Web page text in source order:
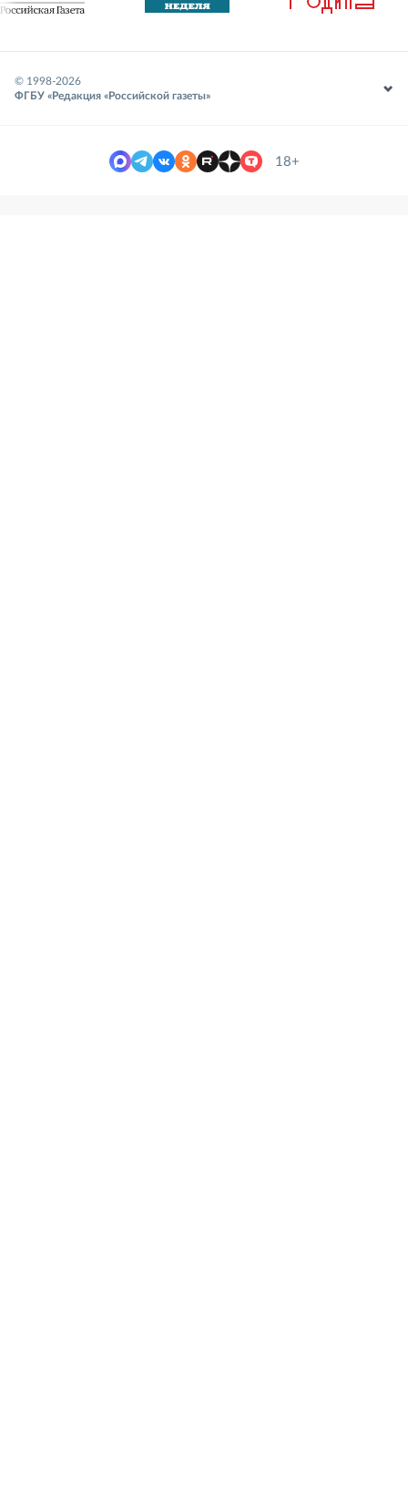
© 1998-2026
ФГБУ «Редакция «Российской газеты»
18+